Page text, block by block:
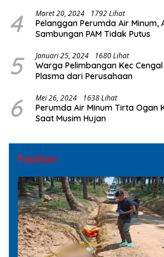
4 Maret 20, 2024 1792 Lihat
Pelanggan Perumda Air Minum,
Sambungan PAM Tidak Putus
5 Januari 25, 2024 1680 Lihat
Warga Pelimbangan Kec
Plasma dari Perusahaan
6 Mei 26, 2024 1638 Lihat
Perumda Air Minum Tirta Ogan
Saat Musim Hujan
Fashion